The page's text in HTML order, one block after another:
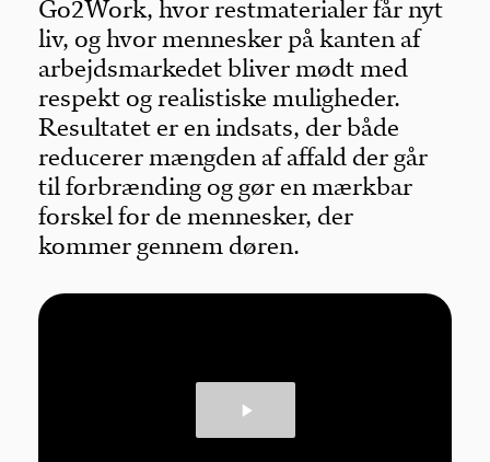
Go2Work, hvor restmaterialer får nyt
liv, og hvor mennesker på kanten af
arbejdsmarkedet bliver mødt med
respekt og realistiske muligheder.
Resultatet er en indsats, der både
reducerer mængden af affald der går
til forbrænding og gør en mærkbar
forskel for de mennesker, der
kommer gennem døren.